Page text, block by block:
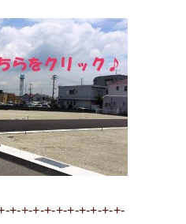
+-+-+-+-+-+-+-+-+-+-